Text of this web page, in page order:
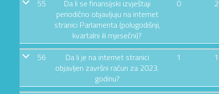
55
Da li se finansijski izvještaji
periodično objavljuju na internet
stranici Parlamenta (polugodišnji,
kvartalni ili mjesečni)?
0 2
56
Da li je na internet stranici
objavljen završni račun za 2023.
godinu?
1 1